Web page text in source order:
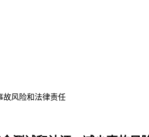
故风险和法律责任